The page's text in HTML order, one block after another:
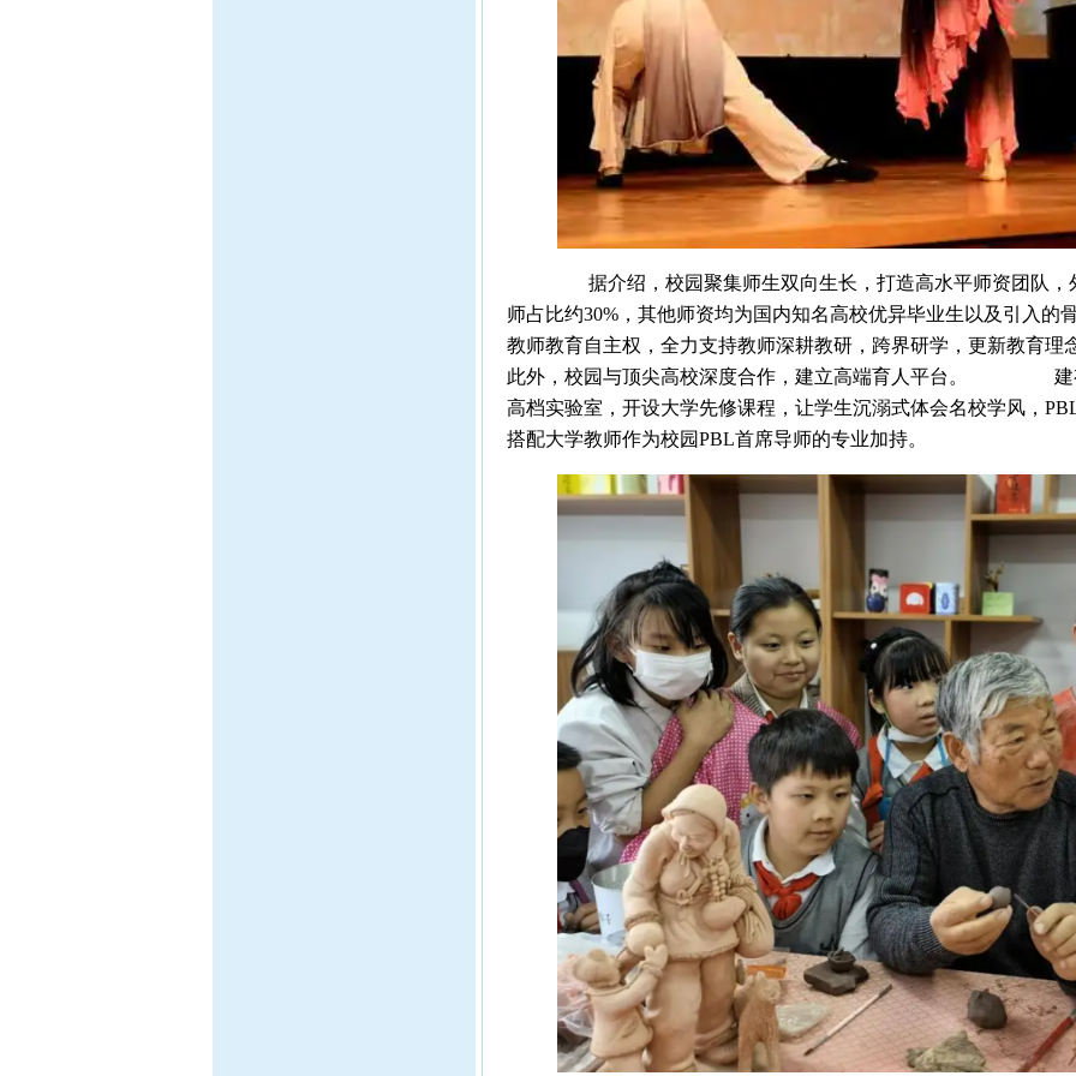
据介绍，校园聚集师生双向生长，打造高水平师资团队，外
师占比约30%，其他师资均为国内知名高校优异毕业生以及
教师教育自主权，全力支持教师深耕教研，跨界研学，更新教育理
此外，校园与顶尖高校深度合作，建立高端育人平台。 建有
高档实验室，开设大学先修课程，让学生沉溺式体会名校学风，
搭配大学教师作为校园PBL首席导师的专业加持。